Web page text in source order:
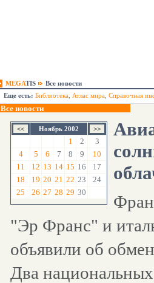
MEGATIS
Все новости
Еще есть: Библиотека Атлас мира Справочная
Все новости
Ноябрь 2002
1 2
3
4
5 6 7 8 9
10
11
12 13 14 15 16
17
18
19 20 21 22 23
24
25
26 27 28 29 30
"Эр Франс" и
объявили об
Два